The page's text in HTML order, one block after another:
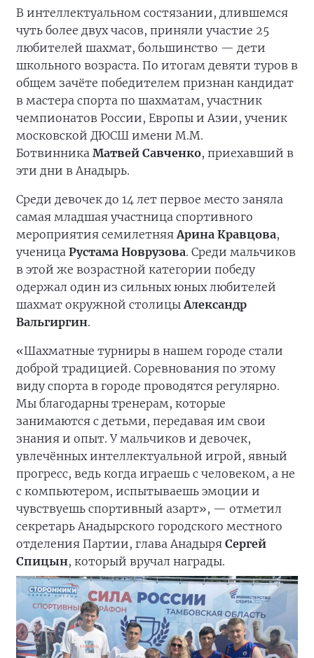
В интеллектуальном состязании, длившемся
чуть более двух часов, приняли участие 25
любителей шахмат, большинство — дети
школьного возраста. По итогам девяти туров в
общем зачёте победителем признан кандидат
в мастера спорта по шахматам, участник
чемпионатов России, Европы и Азии, ученик
московской ДЮСШ имени М.М.
Ботвинника Матвей Савченко, приехавший в
эти дни в Анадырь.
Среди девочек до 14 лет первое место заняла
самая младшая участница спортивного
мероприятия семилетняяАрина Кравцова,
ученица Рустама Новрузова. Среди мальчиков
в этой же возрастной категории победу
одержал один из сильных юных любителей
шахмат окружной столицыАлександр
Вальгиргин.
«Шахматные турниры в нашем городе стали
доброй традицией. Соревнования по этому
виду спорта в городе проводятся регулярно.
Мы благодарны тренерам, которые
занимаются с детьми, передавая им свои
знания и опыт. У мальчиков и девочек,
увлечённых интеллектуальной игрой, явный
прогресс, ведь когда играешь с человеком, а не
с компьютером, испытываешь эмоции и
чувствуешь спортивный азарт», — отметил
секретарь Анадырского городского местного
отделения Партии, глава Анадыря Сергей
Спицын, который вручал награды.